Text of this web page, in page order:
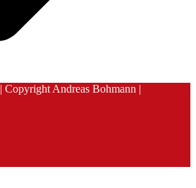
| Copyright Andreas Bohmann |